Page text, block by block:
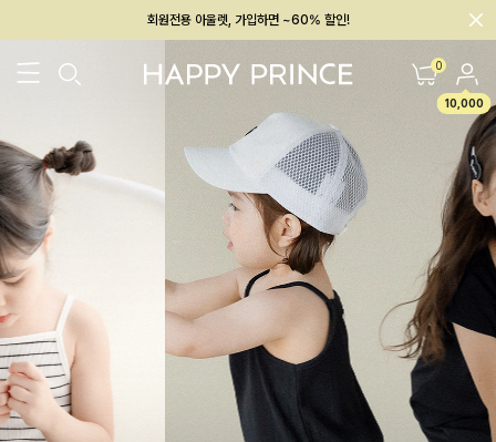
회원전용 아울렛, 가입하면 ~60% 할인!
멤버십 최대 28,000원 혜택 0
10,000
BABY[6~12M] 아우터/상의 하의/레깅스